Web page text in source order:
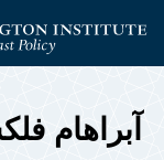
Near East Policy
آبراهام